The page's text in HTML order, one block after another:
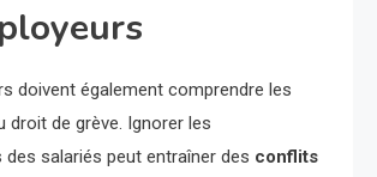
doivent également comprendre les
droit de grève. Ignorer les
des salariés peut entraîner des conflits